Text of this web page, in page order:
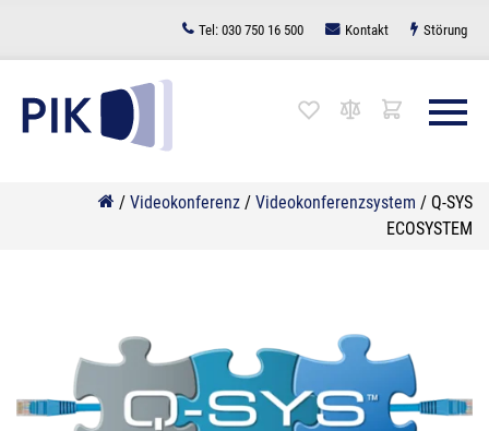
springen
Tel: 030 750 16 500 Kontakt Störung
/ Videokonferenz / Videokonferenzsystem / Q-SYS
ECOSYSTEM